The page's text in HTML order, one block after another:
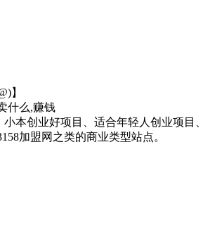
】
什么,赚钱
本创业好项目、适合年轻人创业项目
加盟网之类的商业类型站点。